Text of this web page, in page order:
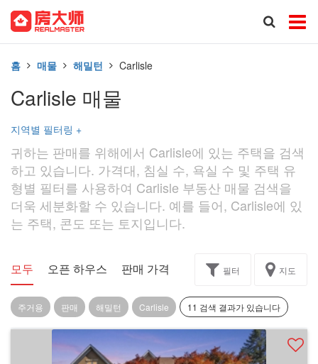
홈 매물 해밀턴 Carlisle
Carlisle 매물
지역별 필터링 +
귀하는 판매를 위해에서 Carlisle에 있는 주택을 검색
하고 있습니다. 가격대, 침실 수, 욕실 수 및 주택 유
형별 필터를 사용하여 Carlisle 부동산 매물 검색을
더욱 세분화할 수 있습니다. 예를 들어, Carlisle에 있
는 주택, 콘도 또는 토지입니다.
모두 오픈 하우스 판매 가격 독점 과제
필터 지도
주거용 판매 해밀턴 Carlisle 11 검색 결과가 있습니다